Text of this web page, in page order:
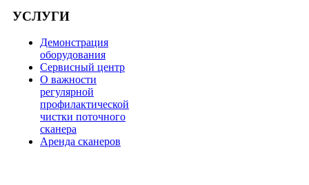
УСЛУГИ
Демонстрация
оборудования
Сервисный центр
О важности
регулярной
профилактической
чистки поточного
сканера
Аренда сканеров